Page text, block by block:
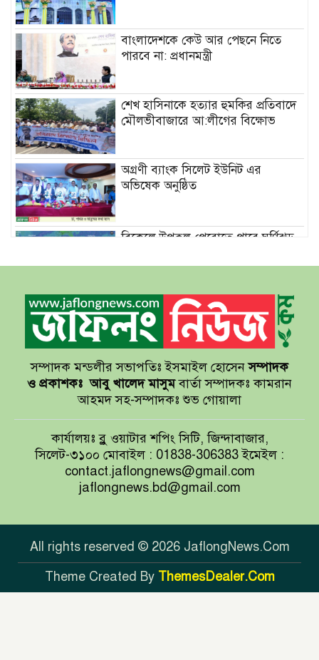
বাংলাদেশকে কেউ আর পেছনে নিতে
পারবে না: প্রধানমন্ত্রী
শেখ হাসিনাকে হত্যার হুমকির প্রতিবাদে
মৌলভীবাজারে আ:লীগের বিক্ষোভ
অগ্রণী ব্যাংক সিলেট ইউনিট এর
অভিষেক অনুষ্ঠিত
বিকেলে উপকূল পেরোতে পারে ঘূর্ণিঝড়
সেন্টমার্টিনের সব হোটেল-মোটেল-
রিসোর্টকে আশ্রয়কেন্দ্র ঘোষণা
বাখমুত পুনরুদ্ধারের দাবি ইউক্রেনের
আয়ারল্যান্ডের রানের পাহাড় টপকে
টাইগারদের জয়
সুখবর দিলেন জয়া আহসান
সম্পাদক মন্ডলীর সভাপতিঃ ইসমাইল হোসেনসম্পাদক
ও প্রকাশকঃ আবু খালেদ মাসুমবার্তা সম্পাদকঃ কামরান
আহমদ সহ-সম্পাদকঃ শুভ গোয়ালা
কার্যালয়ঃ ব্লু ওয়াটার শপিং সিটি, জিন্দাবাজার,
সিলেট-৩১০০ মোবাইল : 01838-306383 ইমেইল :
contact.jaflongnews@gmail.com
jaflongnews.bd@gmail.com
All rights reserved © 2026 JaflongNews.Com
Theme Created By ThemesDealer.Com